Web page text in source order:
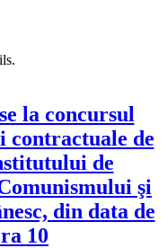
la concursul
contractuale de
de
şi
din data de
10